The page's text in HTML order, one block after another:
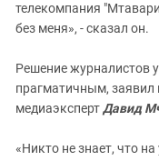
телекомпания
без меня», - сказал он.
Решение журналистов
прагматичным, заявил
медиаэкспертДавид
«Никто не знает, что